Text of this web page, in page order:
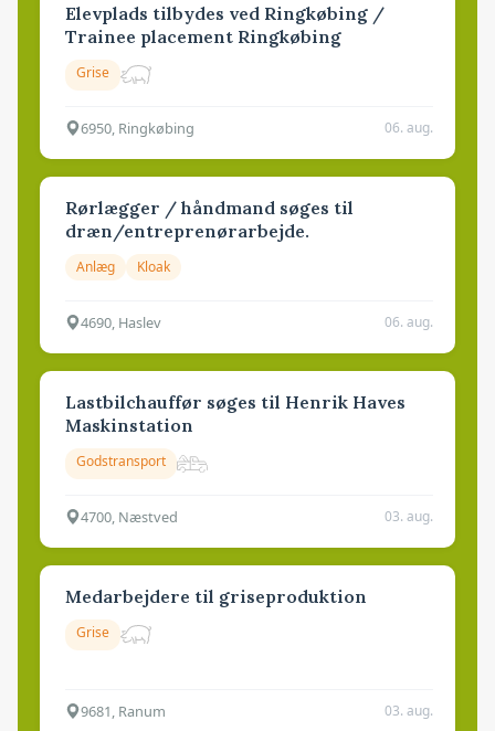
Elevplads tilbydes ved Ringkøbing /
Trainee placement Ringkøbing
Grise
6950, Ringkøbing 06. aug.
Rørlægger / håndmand søges til
dræn/entreprenørarbejde.
Anlæg Kloak
4690, Haslev 06. aug.
Lastbilchauffør søges til Henrik Haves
Maskinstation
Godstransport
4700, Næstved 03. aug.
Medarbejdere til griseproduktion
Grise
9681, Ranum 03. aug.